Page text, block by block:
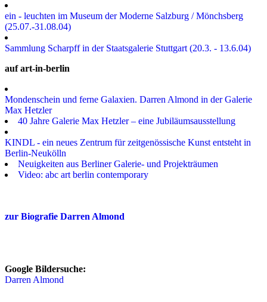
ein - leuchten im Museum der Moderne Salzburg / Mönchsberg
(25.07.-31.08.04)
Sammlung Scharpff in der Staatsgalerie Stuttgart (20.3. - 13.6.04)
auf art-in-berlin
Mondenschein und ferne Galaxien. Darren Almond in der Galerie
Max Hetzler
40 Jahre Galerie Max Hetzler – eine Jubiläumsausstellung
KINDL - ein neues Zentrum für zeitgenössische Kunst entsteht in
Berlin-Neukölln
Neuigkeiten aus Berliner Galerie- und Projekträumen
Video: abc art berlin contemporary
zur Biografie Darren Almond
Google Bildersuche:
Darren Almond